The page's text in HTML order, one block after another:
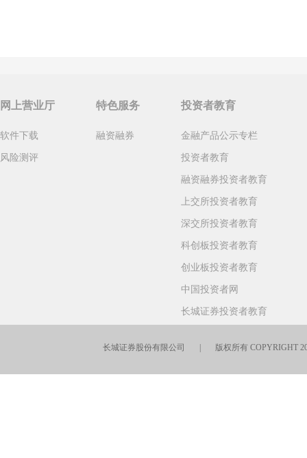
网上营业厅
软件下载
风险测评
特色服务
融资融券
投资者教育
金融产品公示专栏
投资者教育
融资融券投资者教育
上交所投资者教育
深交所投资者教育
科创板投资者教育
创业板投资者教育
中国投资者网
长城证券投资者教育
长城证券股份有限公司 | 版权所有 COPYRIGHT